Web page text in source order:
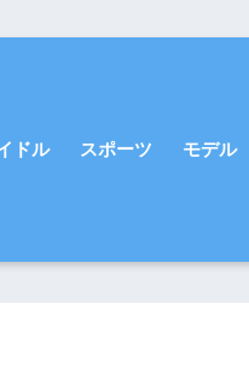
ドル スポーツ モデル